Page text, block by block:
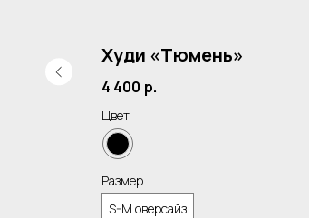
Худи «Тюмень»
4 400 р.
Цвет
Размер
S-M оверсайз